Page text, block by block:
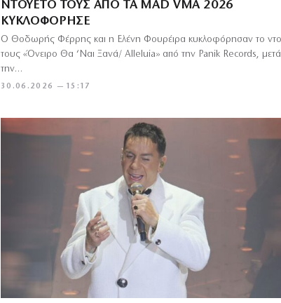
ΝΤΟΥΈΤΟ ΤΟΥΣ ΑΠΌ ΤΑ MAD VMA 2026
ΚΥΚΛΟΦΌΡΗΣΕ
30.06.2026 — 15:17
Ο Θοδωρής Φέρρης και η Ελένη Φουρέιρα κυκλοφόρησαν το
τους «Όνειρο Θα ‘Ναι Ξανά/ Alleluia» από την Panik Records, μετά
την…